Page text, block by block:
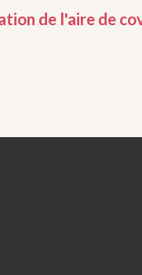
de l'aire de